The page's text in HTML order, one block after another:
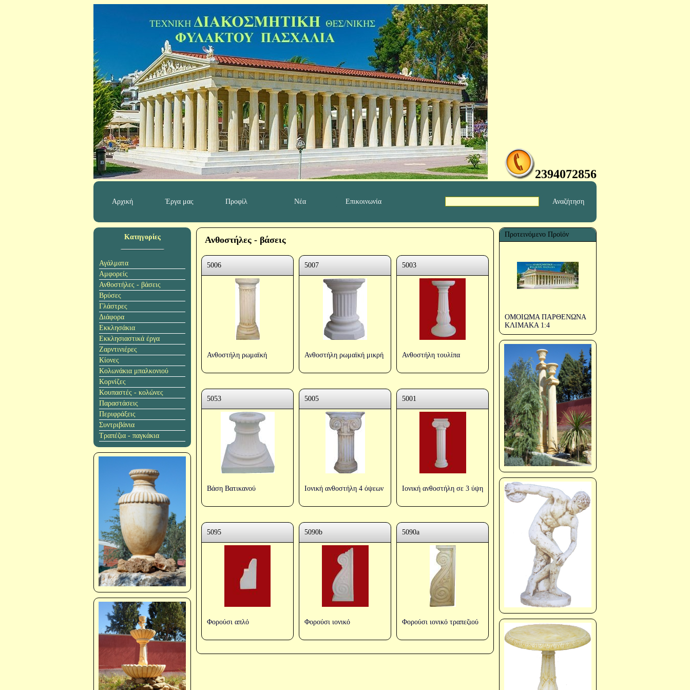
2394072856
Αρχική Έργα μας Προφίλ Νέα Επικοινωνία Αναζήτηση
Κατηγορίες
Αγάλματα
Αμφορείς
Ανθοστήλες - βάσεις
Βρύσες
Γλάστρες
Διάφορα
Εκκλησάκια
Εκκλησιαστικά έργα
Ζαρντινιέρες
Κίονες
Κολωνάκια μπαλκονιού
Κορνίζες
Κουπαστές - κολώνες
Παραστάσεις
Περιφράξεις
Συντριβάνια
Τραπέζια - παγκάκια
Ανθοστήλες - βάσεις
5006
Ανθοστήλη ρωμαϊκή
5007
Ανθοστήλη ρωμαϊκή μικρή
5003
Ανθοστήλη τουλίπα
5053
Βάση Βατικανού
5005
Ιονική ανθοστήλη 4 όψεων
5001
Ιονική ανθοστήλη σε 3 ύψη
5095
Φορούσι απλό
5090b
Φορούσι ιονικό
5090a
Φορούσι ιονικό τραπεζιού
Προτεινόμενο Προϊόν
ΟΜΟΙΩΜΑ ΠΑΡΘΕΝΩΝΑ
ΚΛΙΜΑΚΑ 1:4